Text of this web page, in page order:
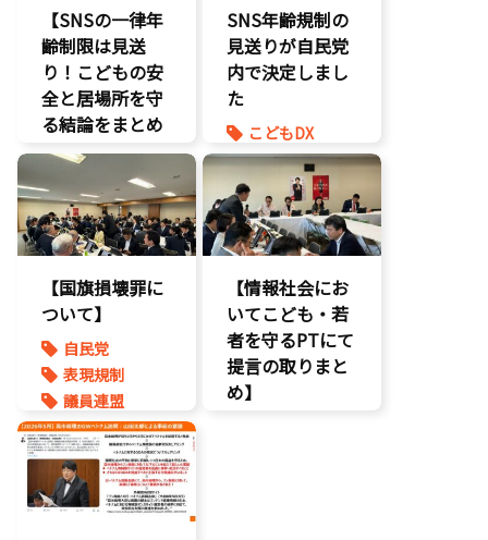
国会質疑
海賊版
知的財産
表現規制
質問主意書
【SNSの一律年
齢制限は見送
り！こどもの安
全と居場所を守
る結論をまとめ
ました】
こどもDX
こどもの権利
こども政策
SNS年齢規制の
見送りが自民党
内で決定しまし
た
こどもDX
こどもの権利
こども政策
ゲーム規制
表現規制
【国旗損壊罪に
ついて】
自民党
表現規制
議員連盟
【情報社会にお
いてこども・若
者を守るPTにて
提言の取りまと
め】